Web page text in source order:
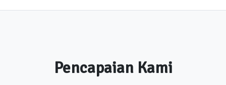
Pencapaian Kami